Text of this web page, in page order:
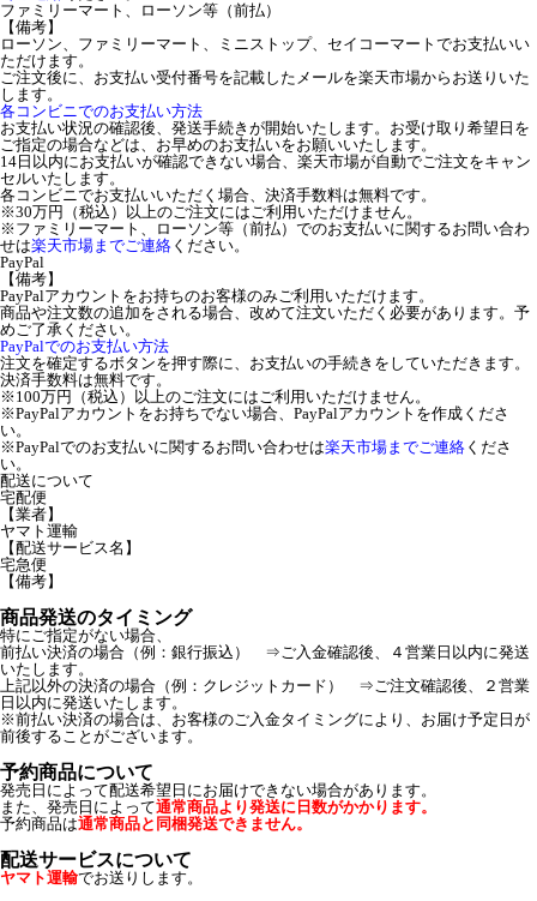
ファミリーマート、ローソン等（前払）
【備考】
ローソン、ファミリーマート、ミニストップ、セイコーマートでお支払いい
ただけます。
ご注文後に、お支払い受付番号を記載したメールを楽天市場からお送りいた
します。
各コンビニでのお支払い方法
お支払い状況の確認後、発送手続きが開始いたします。お受け取り希望日を
ご指定の場合などは、お早めのお支払いをお願いいたします。
14日以内にお支払いが確認できない場合、楽天市場が自動でご注文をキャン
セルいたします。
各コンビニでお支払いいただく場合、決済手数料は無料です。
※30万円（税込）以上のご注文にはご利用いただけません。
※ファミリーマート、ローソン等（前払）でのお支払いに関するお問い合わ
せは楽天市場までご連絡 ください。
PayPal
【備考】
PayPalアカウントをお持ちのお客様のみご利用いただけます。
商品や注文数の追加をされる場合、改めて注文いただく必要があります。予
めご了承ください。
PayPalでのお支払い方法
注文を確定するボタンを押す際に、お支払いの手続きをしていただきます。
決済手数料は無料です。
※100万円（税込）以上のご注文にはご利用いただけません。
※PayPalアカウントをお持ちでない場合、PayPalアカウントを作成くださ
い。
※PayPalでのお支払いに関するお問い合わせは楽天市場までご連絡 くださ
い。
配送について
宅配便
【業者】
ヤマト運輸
【配送サービス名】
宅急便
【備考】
商品発送のタイミング
特にご指定がない場合、
前払い決済の場合（例：銀行振込） ⇒ご入金確認後、４営業日以内に発送
いたします。
上記以外の決済の場合（例：クレジットカード） ⇒ご注文確認後、２営業
日以内に発送いたします。
※前払い決済の場合は、お客様のご入金タイミングにより、お届け予定日が
前後することがございます。
予約商品について
発売日によって配送希望日にお届けできない場合があります。
また、発売日によって通常商品より発送に日数がかかります。
予約商品は通常商品と同梱発送できません。
配送サービスについて
ヤマト運輸でお送りします。